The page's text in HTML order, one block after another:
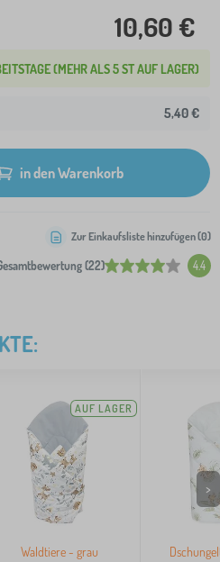
10,60 €
(MEHR ALS 5 ST AUF LAGER)
5,40 €
in den Warenkorb
(22) 4.4
Zur Einkaufsliste hinzufügen (0)
AUF LAGER
Waldtiere - grau
>